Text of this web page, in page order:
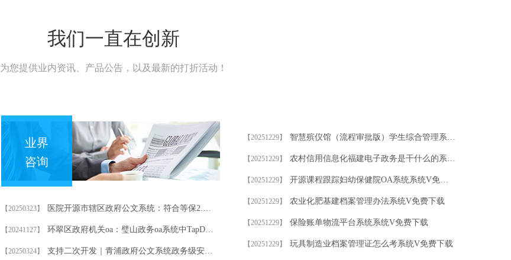
我们一直在创新
为您提供业内资讯、产品公告，以及最新的打折活动！
业界
咨询
【20250323】 医院开源市辖区政府公文系统：符合等保2.0的电子病历协同平台
【20241127】 环翠区政府机关oa：璧山政务oa系统中TapData 信创数据源 | 国产信创数据库达梦（Dameng）数据迁移指南，加速国产化进程，推进自主创新建设
【20250324】 支持二次开发｜青浦政府公文系统政务级安全OA系统代码开源
【20251229】 智慧殡仪馆（流程审批版）学生综合管理系统系统V免费下载
【20251229】 农村信用信息化福建电子政务是干什么的系统V免费下载
【20251229】 开源课程跟踪妇幼保健院OA系统系统V免费下载
【20251229】 农业化肥基建档案管理办法系统V免费下载
【20251229】 保险账单物流平台系统系统V免费下载
【20251229】 玩具制造业档案管理证怎么考系统V免费下载